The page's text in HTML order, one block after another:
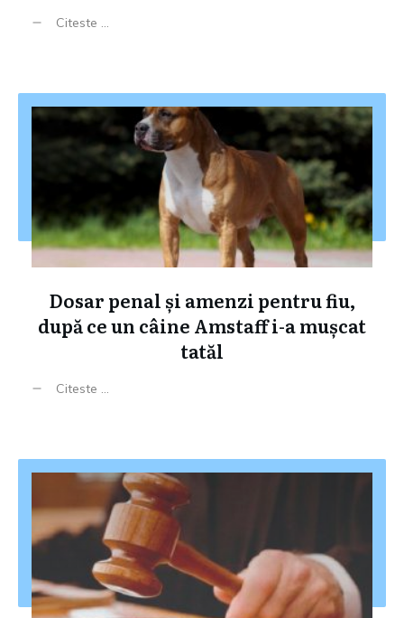
Citeste ...
Dosar penal și amenzi pentru fiu,
după ce un câine Amstaff i-a mușcat
tatăl
Citeste ...